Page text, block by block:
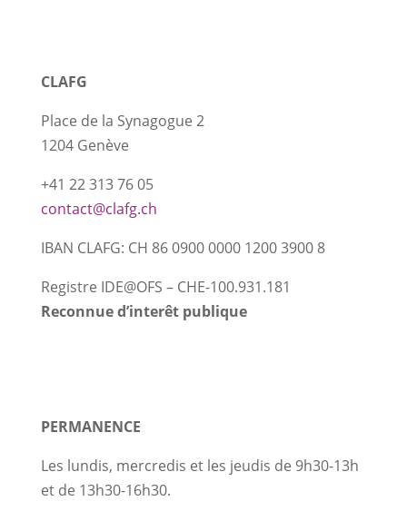
CLAFG
Place de la Synagogue 2
1204 Genève
+41 22 313 76 05
contact@clafg.ch
IBAN CLAFG: CH 86 0900 0000 1200 3900 8
Registre IDE@OFS – CHE-100.931.181
Reconnue d’interêt publique
PERMANENCE
Les lundis, mercredis et les jeudis de 9h30-13h
et de 13h30-16h30.